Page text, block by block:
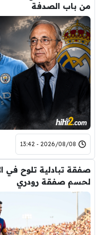
من باب الصدفة
2026/08/08 - 13:42
صفقة تبادلية تلوح في
لحسم صفقة رودري